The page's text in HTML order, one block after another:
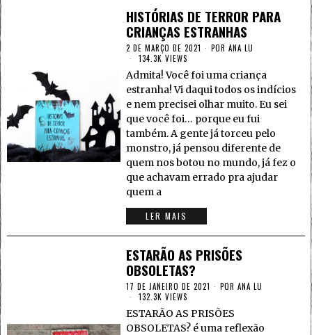
HISTÓRIAS DE TERROR PARA
CRIANÇAS ESTRANHAS
2 DE MARÇO DE 2021 PORANA LU
134.3K VIEWS
Admita! Você foi uma criança
estranha! Vi daqui todos os indícios
e nem precisei olhar muito. Eu sei
que você foi… porque eu fui
também. A gente já torceu pelo
monstro, já pensou diferente de
quem nos botou no mundo, já fez o
que achavam errado pra ajudar
quem a
LER MAIS
ESTARÃO AS PRISÕES
OBSOLETAS?
17 DE JANEIRO DE 2021 PORANA LU
132.3K VIEWS
ESTARÃO AS PRISÕES
OBSOLETAS? é uma reflexão